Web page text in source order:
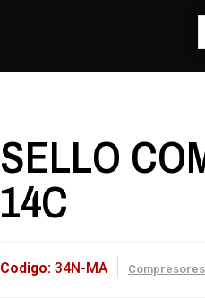
SELLO
14C
Codigo: 34N-MA Compresores